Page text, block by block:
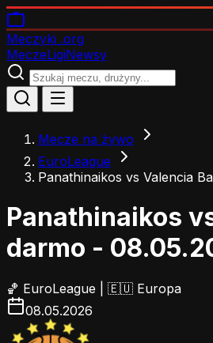
Meczyki .org
MeczeLigiNewsy
Mecze na żywo
EuroLeague
Panathinaikos vs Valencia
Panathinaikos
darmo -
🏀 EuroLeague
🇪🇺 Europa
08.05.2026